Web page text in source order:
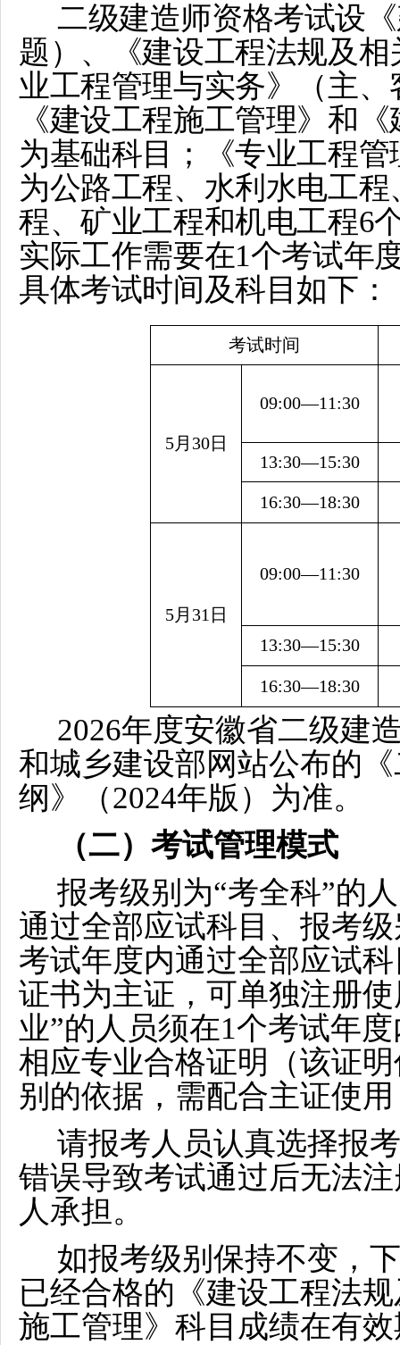
二级建造师资格考试设
题）、《建设工程法规及
业工程管理与实务》（主
《建设工程施工管理》和
为基础科目；《专业工程
为公路工程、水利水电工
程、矿业工程和机电工程6
实际工作需要在1个考试年
具体考试时间及科目如下：
考试时间
5月30日
09:00—11:30
13:30—15:30
16:30—18:30
5月31日
09:00—11:30
13:30—15:30
16:30—18:30
2026年度安徽省二级建
和城乡建设部网站公布的
纲》（2024年版）为准。
（二）考试管理模式
报考级别为“考全科”的
通过全部应试科目、报考
考试年度内通过全部应试
证书为主证，可单独注册
业”的人员须在1个考试年
相应专业合格证明（该证
别的依据，需配合主证使
请报考人员认真选择报
错误导致考试通过后无法
人承担。
如报考级别保持不变，
已经合格的《建设工程法
施工管理》科目成绩在有